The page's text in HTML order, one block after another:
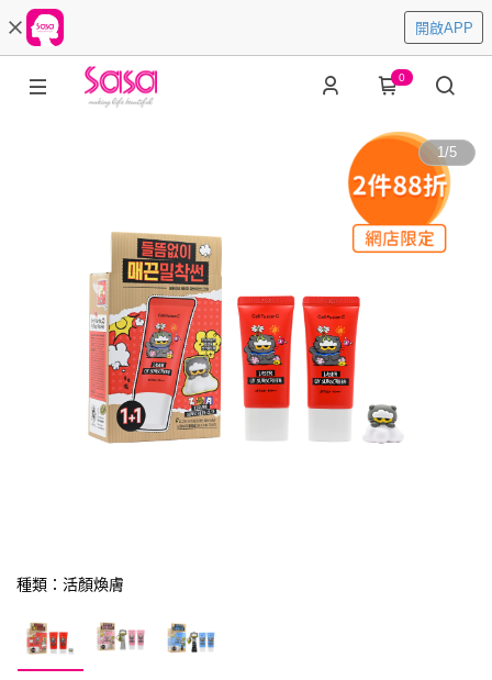
開啟APP
0
1/5
種類：活顏煥膚